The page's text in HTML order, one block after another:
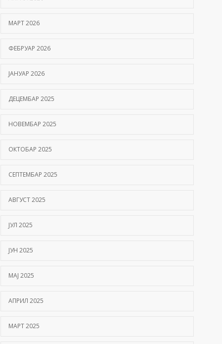
Hemofilija: Kako prepoznati simptome i kada se
09/06/2026
Kako hiperbarična komora pomaže oporavak
01/06/2026
МАРТ 2026
ФЕБРУАР 2026
ЈАНУАР 2026
ДЕЦЕМБАР 2025
НОВЕМБАР 2025
ОКТОБАР 2025
СЕПТЕМБАР 2025
АВГУСТ 2025
ЈУЛ 2025
ЈУН 2025
МАЈ 2025
АПРИЛ 2025
МАРТ 2025